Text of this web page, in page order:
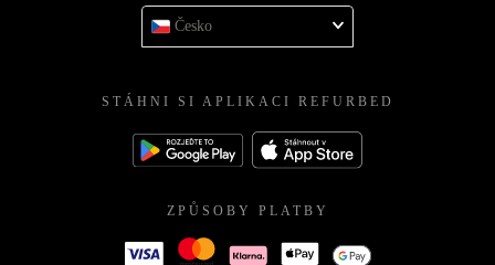
Česko
STÁHNI SI APLIKACI REFURBED
ZPŮSOBY PLATBY